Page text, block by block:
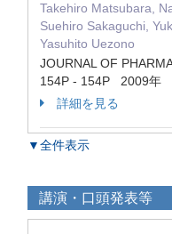
Takehiro Matsubara,
Suehiro Sakaguchi,
Yasuhito Uezono
JOURNAL OF
154P - 154P 2009年
詳細を見る
▼全件表示
講演・口頭発表等